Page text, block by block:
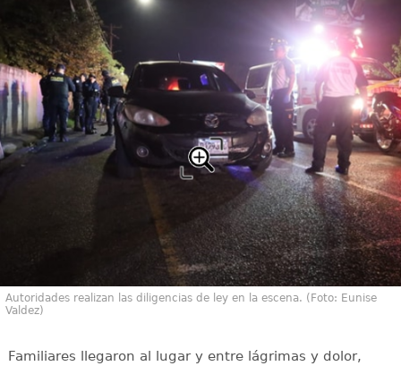
Autoridades realizan las diligencias de ley en la escena. (Foto: Eunise
Valdez)
Familiares llegaron al lugar y entre lágrimas y dolor,